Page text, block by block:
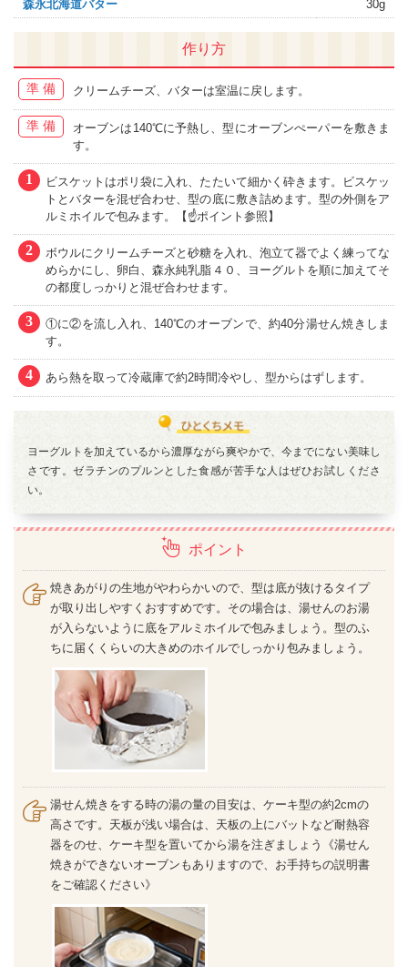
森永北海道バター 30g
作り方
準備 クリームチーズ、バターは室温に戻します。
準備
オーブンは140℃に予熱し、型にオーブンぺーパーを敷きま
す。
1
ビスケットはポリ袋に入れ、たたいて細かく砕きます。ビスケッ
トとバターを混ぜ合わせ、型の底に敷き詰めます。型の外側をア
ルミホイルで包みます。【☝ポイント参照】
2
ボウルにクリームチーズと砂糖を入れ、泡立て器でよく練ってな
めらかにし、卵白、森永純乳脂４０、ヨーグルトを順に加えてそ
の都度しっかりと混ぜ合わせます。
3
①に②を流し入れ、140℃のオーブンで、約40分湯せん焼きしま
す。
4 あら熱を取って冷蔵庫で約2時間冷やし、型からはずします。
ヨーグルトを加えているから濃厚ながら爽やかで、今までにない美味し
さです。ゼラチンのプルンとした食感が苦手な人はぜひお試しくださ
い。
ポイント
焼きあがりの生地がやわらかいので、型は底が抜けるタイプ
が取り出しやすくおすすめです。その場合は、湯せんのお湯
が入らないように底をアルミホイルで包みましょう。型のふ
ちに届くくらいの大きめのホイルでしっかり包みましょう。
湯せん焼きをする時の湯の量の目安は、ケーキ型の約2cmの
高さです。天板が浅い場合は、天板の上にバットなど耐熱容
器をのせ、ケーキ型を置いてから湯を注ぎましょう《湯せん
焼きができないオーブンもありますので、お手持ちの説明書
をご確認ください》